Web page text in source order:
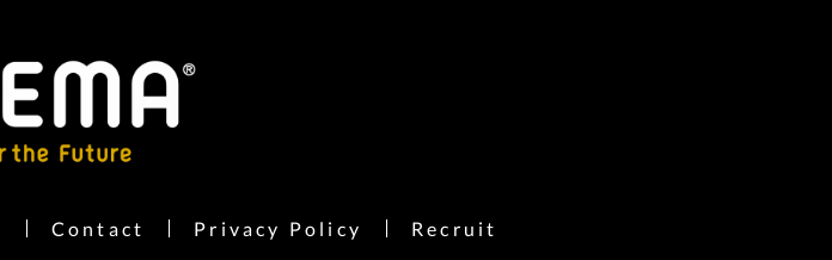
Contact Privacy Policy Recruit